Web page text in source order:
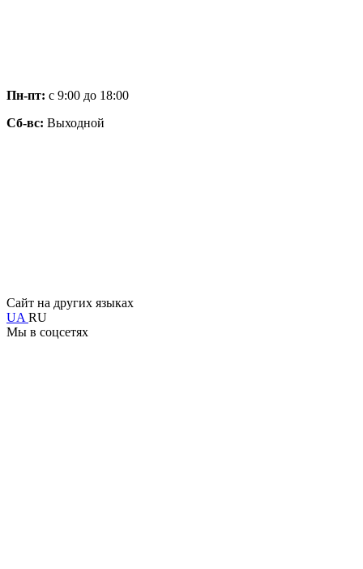
Пн-пт: с 9:00 до 18:00
Сб-вс: Выходной
Сайт на других языках
UA RU
Мы в соцсетях